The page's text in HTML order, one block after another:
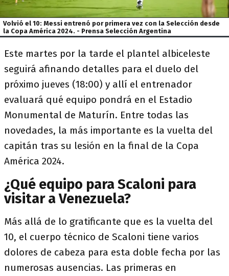
Volvió el 10: Messi entrenó por primera vez con la Selección desde
la Copa América 2024. - Prensa Selección Argentina
Este martes por la tarde el plantel albiceleste
seguirá afinando detalles para el duelo del
próximo jueves (18:00) y allí el entrenador
evaluará qué equipo pondrá en el Estadio
Monumental de Maturín. Entre todas las
novedades, la más importante es la vuelta del
capitán tras su lesión en la final de la Copa
América 2024.
¿Qué equipo para Scaloni para
visitar a Venezuela?
Más allá de lo gratificante que es la vuelta del
10, el cuerpo técnico de Scaloni tiene varios
dolores de cabeza para esta doble fecha por las
numerosas ausencias. Las primeras en